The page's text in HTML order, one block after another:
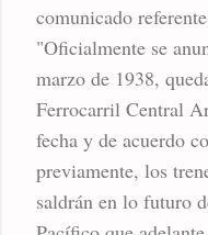
comunicado
"Oficialmente se
marzo de 1938,
Ferrocarril Central
fecha y de acuerdo
previamente, los
saldrán en lo futuro